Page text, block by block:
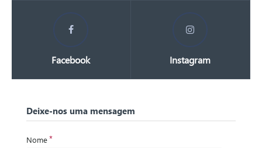
Facebook Instagram
Deixe-nos uma mensagem
Nome